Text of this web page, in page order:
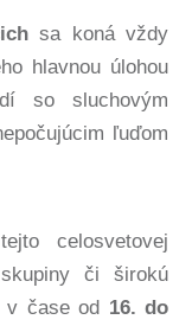
sa koná vždy
hlavnou úlohou
so sluchovým
ľuďom
celosvetovej
či širokú
v čase od 16. do